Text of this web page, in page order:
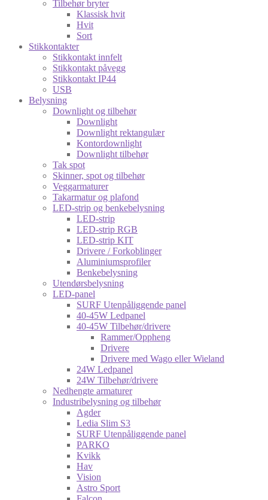
Tilbehør bryter
Klassisk hvit
Hvit
Sort
Stikkontakter
Stikkontakt innfelt
Stikkontakt påvegg
Stikkontakt IP44
USB
Belysning
Downlight og tilbehør
Downlight
Downlight rektangulær
Kontordownlight
Downlight tilbehør
Tak spot
Skinner, spot og tilbehør
Veggarmaturer
Takarmatur og plafond
LED-strip og benkebelysning
LED-strip
LED-strip RGB
LED-strip KIT
Drivere / Forkoblinger
Aluminiumsprofiler
Benkebelysning
Utendørsbelysning
LED-panel
SURF Utenpåliggende panel
40-45W Ledpanel
40-45W Tilbehør/drivere
Rammer/Oppheng
Drivere
Drivere med Wago eller Wieland
24W Ledpanel
24W Tilbehør/drivere
Nedhengte armaturer
Industribelysning og tilbehør
Agder
Ledia Slim S3
SURF Utenpåliggende panel
PARKO
Kvikk
Hav
Vision
Astro Sport